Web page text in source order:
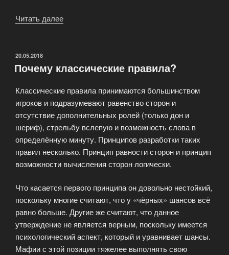
Читать далее
Мафия?»
ОПУБЛИКОВАНО
20.05.2018
Почему классические правила?
Классические правила принимаются большинством
игроков и подразумевают равенство сторон и
отсутствие дополнительных ролей (только дон и
шериф), стрельбу вслепую и возможность слова в
определённую минуту. Принципов разработки таких
правил несколько. Принцип равности сторон и принцип
возможности вычисления сторон логически.
Что касается первого принципа он довольно нестойкий,
поскольку многие считают, что у «чёрных» шансов всё
равно больше. Другие же считают, что данное
утверждение не является верным, поскольку имеется
психологический аспект, который и уравнивает шансы.
Мафии с этой позиции тяжелее выполнять свою